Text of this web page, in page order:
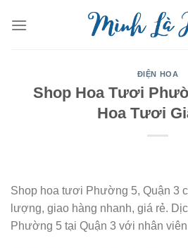
ĐIỆN HOA
Shop Hoa Tươi
Hoa Tươi
Shop hoa tươi Phường 5, Quận 3
lượng, giao hàng nhanh, giá rẻ.
Phường 5 tại Quận 3 với nhân